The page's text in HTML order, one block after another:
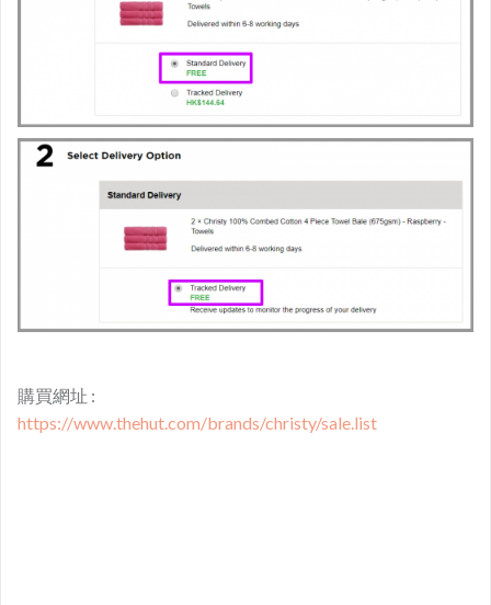
購買網址 :
https://www.thehut.com/brands/christy/sale.list